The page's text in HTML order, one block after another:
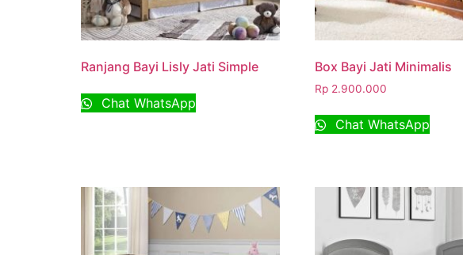
Ranjang Bayi Lisly Jati Simple
Chat WhatsApp
Box Bayi Jati Minimalis
Rp2.900.000
Chat WhatsApp